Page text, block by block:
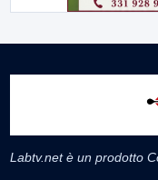
Labtv.net è un prodotto